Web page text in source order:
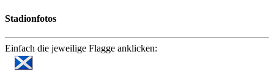
Stadionfotos
Einfach die jeweilige Flagge anklicken: